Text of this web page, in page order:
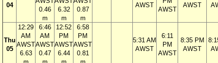
04
0.46
m
6.32
m
0.87
m
AWST
AWST
AWST
Thu
05
12:29
AM
AWST
6.63
6:46
AM
AWST
0.47
12:52
PM
AWST
6.44
6:58
PM
AWST
0.81
5:31 AM
AWST
6:11
PM
AWST
8:35 PM
AWST